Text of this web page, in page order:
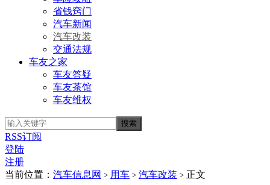
省钱窍门
汽车新闻
汽车改装
交通法规
车友之家
车友答疑
车友茶馆
车友维权
RSS订阅
登陆
注册
当前位置： 汽车信息网 > 用车 > 汽车改装 > 正文